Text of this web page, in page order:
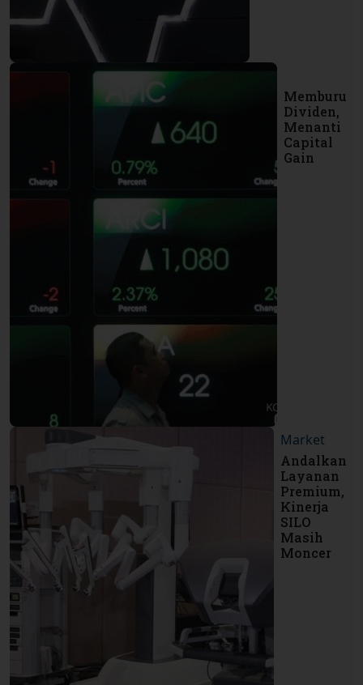
Memburu
Dividen,
Menanti
Capital
Gain
Market
Andalkan
Layanan
Premium,
Kinerja
SILO
Masih
Moncer